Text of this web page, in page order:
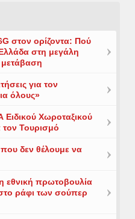
στον ορίζοντα: Πού
στη μεγάλη
μετάβαση
για τον
όλους»
Ειδικού Χωροταξικού
τον Τουρισμό
δεν θέλουμε να
εθνική πρωτοβουλία
στο ράφι των σούπερ